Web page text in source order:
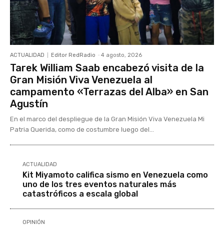
ACTUALIDAD Editor RedRadio - 4 agosto, 2026
Tarek William Saab encabezó visita de la
Gran Misión Viva Venezuela al
campamento «Terrazas del Alba» en San
Agustín
En el marco del despliegue de la Gran Misión Viva Venezuela Mi
Patria Querida, como de costumbre luego del...
ACTUALIDAD
Kit Miyamoto califica sismo en Venezuela como
uno de los tres eventos naturales más
catastróficos a escala global
OPINIÓN